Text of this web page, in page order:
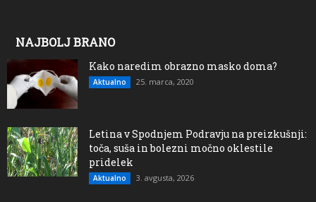
NAJBOLJ BRANO
Kako naredim obrazno masko doma?
Aktualno 25. marca, 2020
Letina v Spodnjem Podravju na preizkušnji:
toča, suša in bolezni močno oklestile
pridelek
Aktualno 3. avgusta, 2026